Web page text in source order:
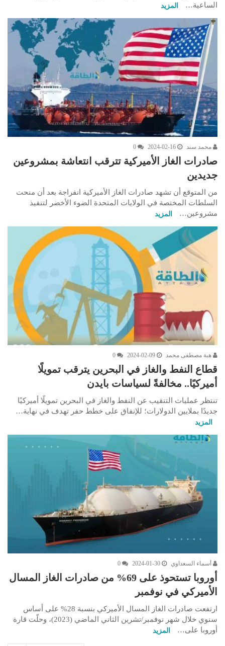
الساعية…
المزيد
محمد سند 2024-02-16
0
صادرات الغاز الأميركية تترقب انتعاشة بمشروعين
جديدين
من المتوقع أن تشهد صادرات الغاز الأميركية انفراجة بعد أن منحت
السلطات المختصة في الولايات المتحدة الضوء الأخضر لتنفيذ
مشروعين…
المزيد
هبة مصطفى محمد 2024-02-09
0
قطاع النفط والغاز في البحرين يترقب تمويلًا
أميركيًا.. مخالفةً لسياسات بايدن
تنتظر عمليات التنقيب عن النفط والغاز في البحرين تمويلًا أميركيًا
جديدًا بملايين الدولارات؛ للإنفاق على خطط حفر تهدف في نهاية…
المزيد
أسماء السعداوي 2024-01-30
0
أوروبا تستحوذ على 69% من صادرات الغاز المسال
الأميركي في نوفمبر
ارتفعت صادرات الغاز المسال الأميركي بنسبة 28% على أساس
سنوي خلال شهر نوفمبر/تشرين الثاني الماضي (2023)، وحلّت قارة
أوروبا على…
المزيد